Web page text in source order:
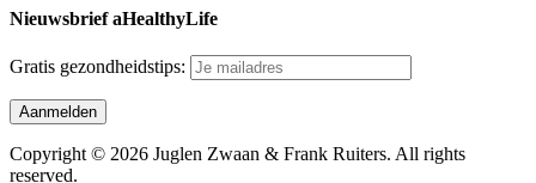
Nieuwsbrief aHealthyLife
Gratis gezondheidstips:
Copyright © 2026 Juglen Zwaan & Frank Ruiters. All rights
reserved.